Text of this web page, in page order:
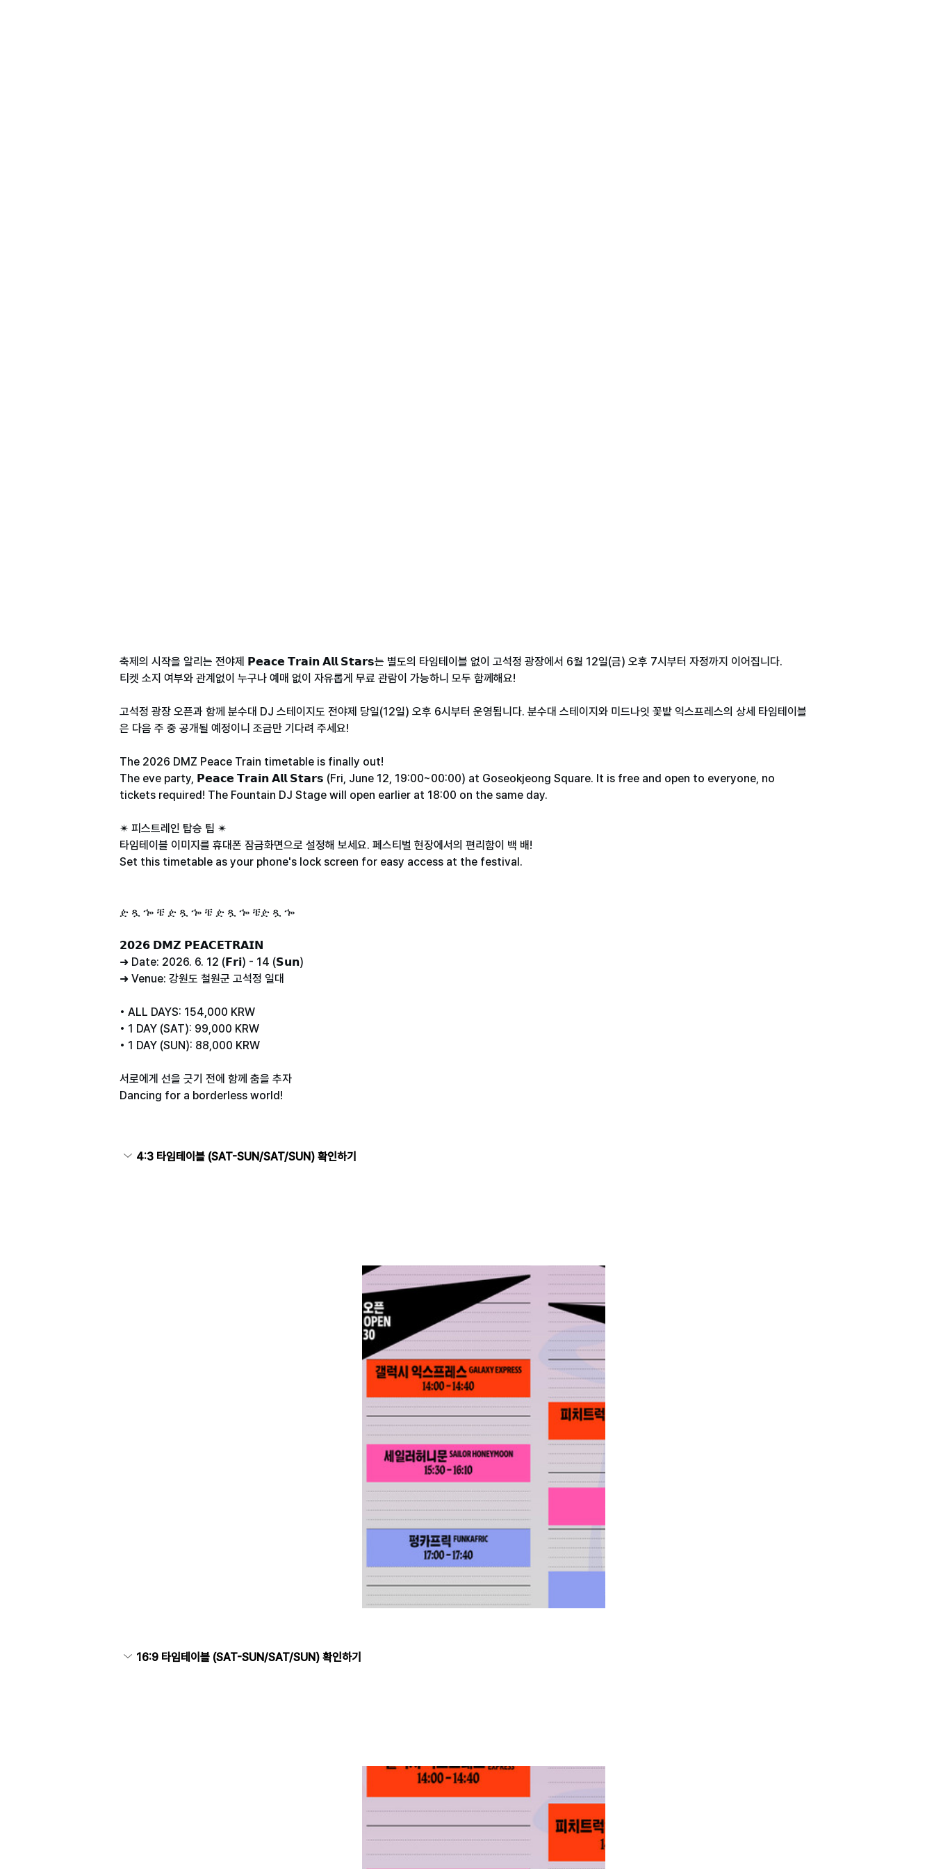
축제의 시작을 알리는 전야제 𝗣𝗲𝗮𝗰𝗲 𝗧𝗿𝗮𝗶𝗻 𝗔𝗹𝗹 𝗦𝘁𝗮𝗿𝘀는 별도의 타임테이블 없이 고석정 광장에서 6월 12일(금) 오후 7시부터 자정까지 이어집니다.
티켓 소지 여부와 관계없이 누구나 예매 없이 자유롭게 무료 관람이 가능하니 모두 함께해요!
고석정 광장 오픈과 함께 분수대 DJ 스테이지도 전야제 당일(12일) 오후 6시부터 운영됩니다. 분수대 스테이지와 미드나잇 꽃밭 익스프레스의 상세 타임테이블
은 다음 주 중 공개될 예정이니 조금만 기다려 주세요!
The 2026 DMZ Peace Train timetable is finally out!
The eve party, 𝗣𝗲𝗮𝗰𝗲 𝗧𝗿𝗮𝗶𝗻 𝗔𝗹𝗹 𝗦𝘁𝗮𝗿𝘀 (Fri, June 12, 19:00~00:00) at Goseokjeong Square. It is free and open to everyone, no
tickets required! The Fountain DJ Stage will open earlier at 18:00 on the same day.
✴︎ 피스트레인 탑승 팁 ✴︎
타임테이블 이미지를 휴대폰 잠금화면으로 설정해 보세요. 페스티벌 현장에서의 편리함이 백 배!
Set this timetable as your phone's lock screen for easy access at the festival.
ዽ ጿ ኈ ቼ ዽ ጿ ኈ ቼ ዽ ጿ ኈ ቼዽ ጿ ኈ
𝟮𝟬𝟮𝟲 𝗗𝗠𝗭 𝗣𝗘𝗔𝗖𝗘𝗧𝗥𝗔𝗜𝗡
➜ Date: 2026. 6. 12 (𝗙𝗿𝗶) - 14 (𝗦𝘂𝗻)
➜ Venue: 강원도 철원군 고석정 일대
• ALL DAYS: 154,000 KRW
• 1 DAY (SAT): 99,000 KRW
• 1 DAY (SUN): 88,000 KRW
서로에게 선을 긋기 전에 함께 춤을 추자
Dancing for a borderless world!
4:3 타임테이블 (SAT-SUN/SAT/SUN) 확인하기
16:9 타임테이블 (SAT-SUN/SAT/SUN) 확인하기